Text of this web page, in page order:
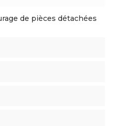
de pièces détachées